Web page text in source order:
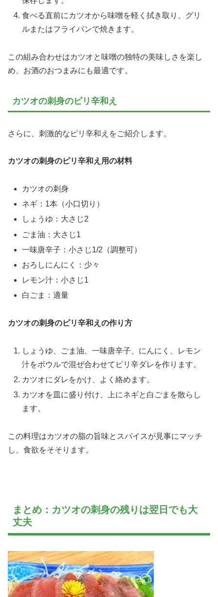
食べる直前にカツオから味噌を軽く拭き取り、グリ
ルまたはフライパンで焼きます。
この組み合わせはカツオと味噌の独特の美味しさを楽し
め、お酒のおつまみにも最適です。
カツオの刺身のピリ辛和え
さらに、刺激的なピリ辛和えをご紹介します。
カツオの刺身のピリ辛和え用の材料
カツオの刺身
ネギ：1本（小口切り）
しょうゆ：大さじ2
ごま油：大さじ1
一味唐辛子：小さじ1/2（調整可）
おろしにんにく：少々
レモン汁：小さじ1
白ごま：適量
カツオの刺身のピリ辛和えの作り方
しょうゆ、ごま油、一味唐辛子、にんにく、レモン
汁をボウルで混ぜ合わせてピリ辛ダレを作ります。
カツオにダレをかけ、よく絡めます。
カツオを皿に盛り付け、上にネギと白ごまを散らし
ます。
この料理はカツオの脂の旨味とスパイスが見事にマッチ
し、食欲をそそります。
まとめ：カツオの刺身の残りは翌日でも大
丈夫